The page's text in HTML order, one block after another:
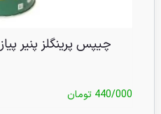
چیپس پرینگلز پنیر پیاز
440/000 تومان